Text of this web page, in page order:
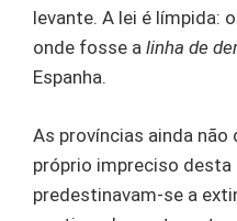
levante. A lei é límpida:
onde fosse a linha de
Espanha.
As províncias ainda
próprio impreciso desta
predestinavam-se a